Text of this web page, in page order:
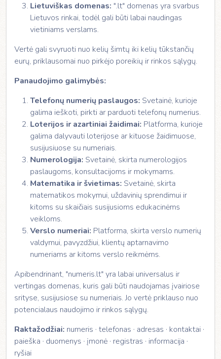
Lietuviškas domenas: ".lt" domenas yra svarbus
Lietuvos rinkai, todėl gali būti labai naudingas
vietiniams verslams.
Vertė gali svyruoti nuo kelių šimtų iki kelių tūkstančių
eurų, priklausomai nuo pirkėjo poreikių ir rinkos sąlygų.
Panaudojimo galimybės:
Telefonų numerių paslaugos: Svetainė, kurioje
galima ieškoti, pirkti ar parduoti telefonų numerius.
Loterijos ir azartiniai žaidimai: Platforma, kurioje
galima dalyvauti loterijose ar kituose žaidimuose,
susijusiuose su numeriais.
Numerologija: Svetainė, skirta numerologijos
paslaugoms, konsultacijoms ir mokymams.
Matematika ir švietimas: Svetainė, skirta
matematikos mokymui, uždavinių sprendimui ir
kitoms su skaičiais susijusioms edukacinėms
veikloms.
Verslo numeriai: Platforma, skirta verslo numerių
valdymui, pavyzdžiui, klientų aptarnavimo
numeriams ar kitoms verslo reikmėms.
Apibendrinant, "numeris.lt" yra labai universalus ir
vertingas domenas, kuris gali būti naudojamas įvairiose
srityse, susijusiose su numeriais. Jo vertė priklauso nuo
potencialaus naudojimo ir rinkos sąlygų.
Raktažodžiai: numeris · telefonas · adresas · kontaktai ·
paieška · duomenys · įmonė · registras · informacija ·
ryšiai